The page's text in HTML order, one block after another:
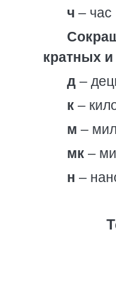
ч – час
кратных
д –
к –
м –
мк –
н –